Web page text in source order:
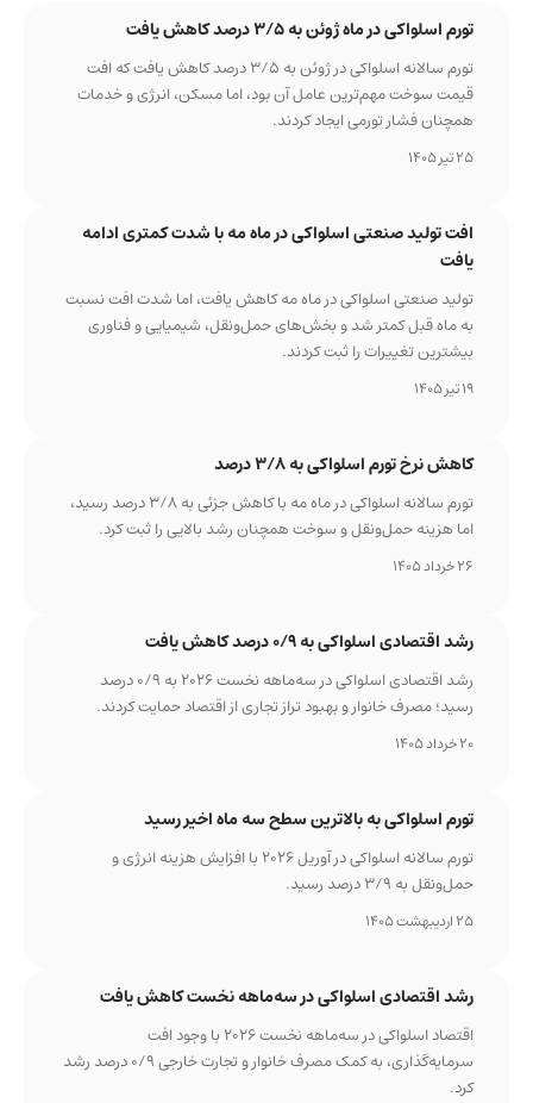
تورم اسلواکی در ماه ژوئن به ۳/۵ درصد کاهش یافت
تورم سالانه اسلواکی در ژوئن به ۳/۵ درصد کاهش یافت که افت
قیمت سوخت مهم‌ترین عامل آن بود، اما مسکن، انرژی و خدمات
همچنان فشار تورمی ایجاد کردند.
افت تولید صنعتی اسلواکی در ماه مه با شدت کمتری ادامه
یافت
تولید صنعتی اسلواکی در ماه مه کاهش یافت، اما شدت افت نسبت
به ماه قبل کمتر شد و بخش‌های حمل‌ونقل، شیمیایی و فناوری
بیشترین تغییرات را ثبت کردند.
کاهش نرخ تورم اسلواکی به ۳/۸ درصد
تورم سالانه اسلواکی در ماه مه با کاهش جزئی به ۳/۸ درصد رسید،
اما هزینه حمل‌ونقل و سوخت همچنان رشد بالایی را ثبت کرد.
رشد اقتصادی اسلواکی به ۰/۹ درصد کاهش یافت
رشد اقتصادی اسلواکی در سه‌ماهه نخست ۲۰۲۶ به ۰/۹ درصد
رسید؛ مصرف خانوار و بهبود تراز تجاری از اقتصاد حمایت کردند.
تورم اسلواکی به بالاترین سطح سه ماه اخیر رسید
تورم سالانه اسلواکی در آوریل ۲۰۲۶ با افزایش هزینه انرژی و
حمل‌ونقل به ۳/۹ درصد رسید.
رشد اقتصادی اسلواکی در سه‌ماهه نخست کاهش یافت
اقتصاد اسلواکی در سه‌ماهه نخست ۲۰۲۶ با وجود افت
سرمایه‌گذاری، به کمک مصرف خانوار و تجارت خارجی ۰/۹ درصد رشد
کرد.